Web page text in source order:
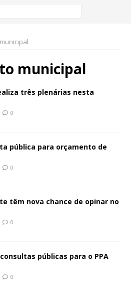
municipal
três plenárias nesta
0
pública para orçamento de
0
têm nova chance de opinar no
0
públicas para o PPA
0